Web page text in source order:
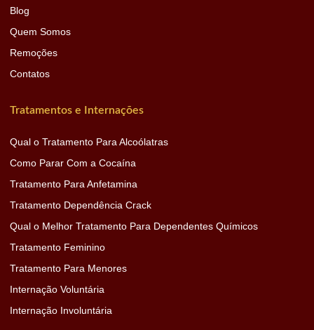
Blog
Quem Somos
Remoções
Contatos
Tratamentos e Internações
Qual o Tratamento Para Alcoólatras
Como Parar Com a Cocaína
Tratamento Para Anfetamina
Tratamento Dependência Crack
Qual o Melhor Tratamento Para Dependentes Químicos
Tratamento Feminino
Tratamento Para Menores
Internação Voluntária
Internação Involuntária